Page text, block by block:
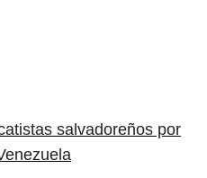
salvadoreños por